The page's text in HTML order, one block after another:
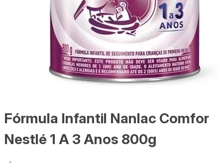
Fórmula Infantil Nanlac Comfor
Nestlé 1 A 3 Anos 800g